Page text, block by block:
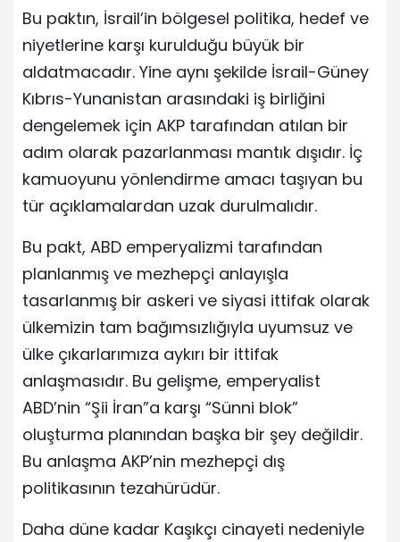
Bu paktın, İsrail’in bölgesel politika, hedef ve
niyetlerine karşı kurulduğu büyük bir
aldatmacadır. Yine aynı şekilde İsrail-Güney
Kıbrıs-Yunanistan arasındaki iş birliğini
dengelemek için AKP tarafından atılan bir
adım olarak pazarlanması mantık dışıdır. İç
kamuoyunu yönlendirme amacı taşıyan bu
tür açıklamalardan uzak durulmalıdır.
Bu pakt, ABD emperyalizmi tarafından
planlanmış ve mezhepçi anlayışla
tasarlanmış bir askeri ve siyasi ittifak olarak
ülkemizin tam bağımsızlığıyla uyumsuz ve
ülke çıkarlarımıza aykırı bir ittifak
anlaşmasıdır. Bu gelişme, emperyalist
ABD’nin “Şii İran”a karşı “Sünni blok”
oluşturma planından başka bir şey değildir.
Bu anlaşma AKP’nin mezhepçi dış
politikasının tezahürüdür.
Daha düne kadar Kaşıkçı cinayeti nedeniyle